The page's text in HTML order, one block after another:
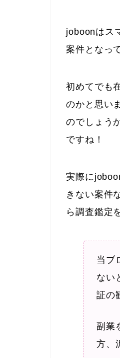
joboonはス
案件となっ
初めてでも
のかと思い
のでしょう
ですね！
実際に
きない案件
ら調査鑑定
当ブ
ない
証の
副業
方、